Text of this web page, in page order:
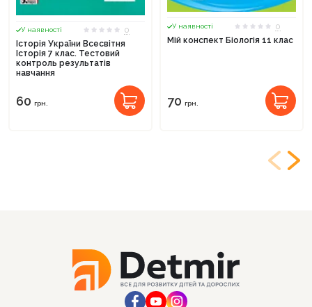
У наявності
0
Історія України Всесвітня
Історія 7 клас. Тестовий
контроль результатів
навчання
60 грн.
У наявності
0
Мій конспект Біологія 11 клас
70 грн.